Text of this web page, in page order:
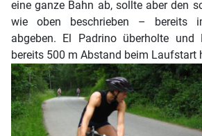
eine ganze Bahn ab, sollte aber den
wie oben beschrieben – bereits
abgeben. El Padrino überholte
bereits 500 m Abstand beim Laufstart